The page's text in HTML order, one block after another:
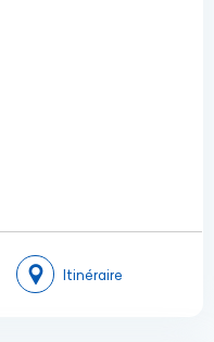
Itinéraire